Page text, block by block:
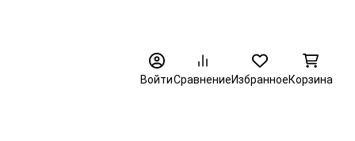
ВойтиСравнениеИзбранноеКорзина